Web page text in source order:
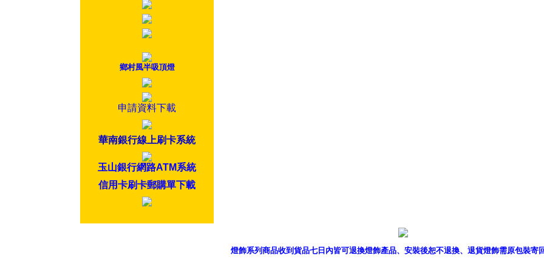
鄉村風半吸頂燈
申請資料下載
華南銀行線上刷卡系統
玉山銀行網路ATM系統
信用卡刷卡郵購單下載
燈飾系列商品收到貨品七日內皆可退換燈飾產品、安裝後恕不退換、退貨燈飾需原包裝寄